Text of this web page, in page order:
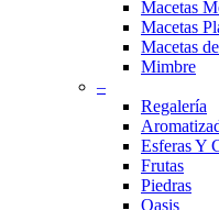
Macetas
Macetas
Macetas
Mimbre
–
Regalería
Esferas Y
Frutas
Piedras
Oasis